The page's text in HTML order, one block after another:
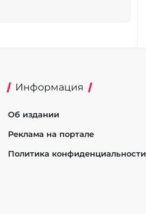
Информация
Об издании
Реклама на портале
Политика конфиденциальности